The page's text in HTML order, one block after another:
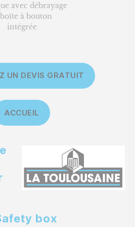
avec débrayage
à bouton
intégrée
UN DEVIS GRATUIT
ACCUEIL
box